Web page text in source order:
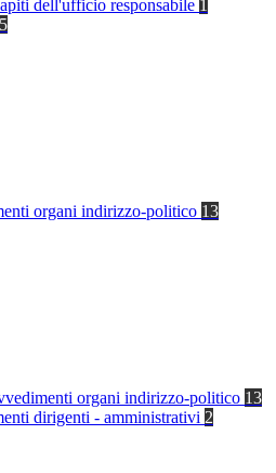
dell'ufficio responsabile 1
organi indirizzo-politico 13
organi indirizzo-politico 13
dirigenti - amministrativi 2